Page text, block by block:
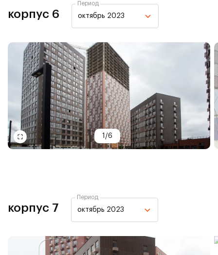
корпус 6
Период
октябрь 2023
1 /6
корпус 7
Период
октябрь 2023